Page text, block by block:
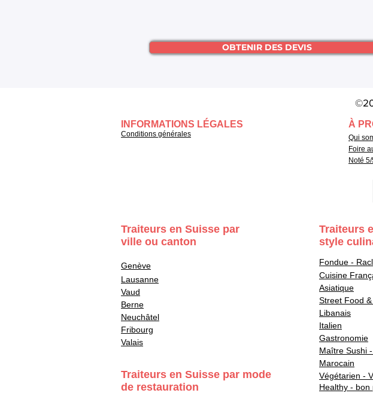
OBTENIR DES DEVIS
INFORMATIONS LÉGALES
Conditions générales
À
Qui
Foire
Noté
Traiteurs en Suisse par
ville ou canton
Genève
Lausanne
Vaud
Berne
Neuchâtel
Fribourg
Valais
Traiteurs
style
Fondue -
Cuisine
Asiatique
Street Food
Libanais
Italien
Gastronomie
Maître Sushi
Marocain
Traiteurs en Suisse par mode
de restauration
Végétarien -
Healthy -